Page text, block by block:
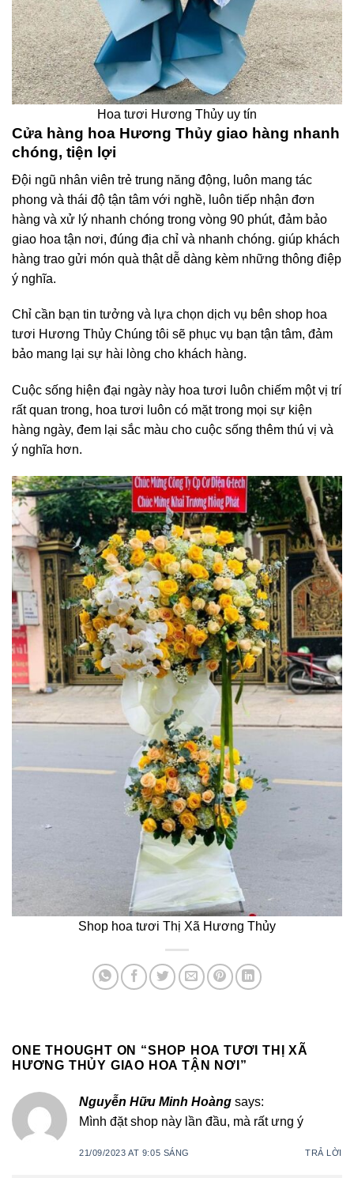
Hoa tươi Hương Thủy uy tín
Cửa hàng hoa Hương Thủy giao hàng nhanh
chóng, tiện lợi
Đội ngũ nhân viên trẻ trung năng động, luôn mang tác
phong và thái độ tận tâm với nghề, luôn tiếp nhận đơn
hàng và xử lý nhanh chóng trong vòng 90 phút, đảm bảo
giao hoa tận nơi, đúng địa chỉ và nhanh chóng. giúp khách
hàng trao gửi món quà thật dễ dàng kèm những thông điệp
ý nghĩa.
Chỉ cần bạn tin tưởng và lựa chọn dịch vụ bên shop hoa
tươi Hương Thủy Chúng tôi sẽ phục vụ bạn tận tâm, đảm
bảo mang lại sự hài lòng cho khách hàng.
Cuộc sống hiện đại ngày này hoa tươi luôn chiếm một vị trí
rất quan trong, hoa tươi luôn có mặt trong mọi sự kiện
hàng ngày, đem lại sắc màu cho cuộc sống thêm thú vị và
ý nghĩa hơn.
Shop hoa tươi Thị Xã Hương Thủy
ONE THOUGHT ON “SHOP HOA TƯƠI THỊ XÃ
HƯƠNG THỦY GIAO HOA TẬN NƠI ”
Nguyễn Hữu Minh Hoàng says:
Mình đặt shop này lần đầu, mà rất ưng ý
21/09/2023 AT 9:05 SÁNG TRẢ LỜI